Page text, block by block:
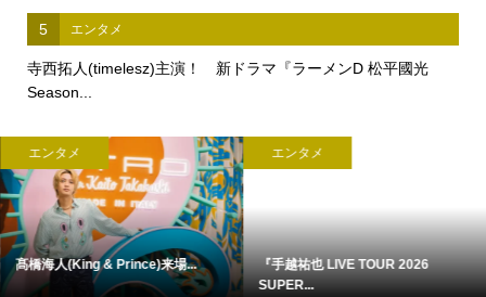
5 エンタメ
寺西拓人(timelesz)主演！ 新ドラマ『ラーメンD 松平國光
Season...
エンタメ
髙橋海人(King & Prince)来場...
エンタメ
『手越祐也 LIVE TOUR 2026
SUPER...